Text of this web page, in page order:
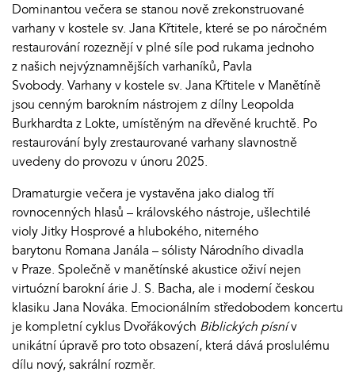
Dominantou večera se stanou nově zrekonstruované
varhany v kostele sv. Jana Křtitele, které se po náročném
restaurování rozeznějí v plné síle pod rukama jednoho
z našich nejvýznamnějších varhaníků, Pavla
Svobody. Varhany v kostele sv. Jana Křtitele v Manětíně
jsou cenným barokním nástrojem z dílny Leopolda
Burkhardta z Lokte, umístěným na dřevěné kruchtě. Po
restaurování byly zrestaurované varhany slavnostně
uvedeny do provozu v únoru 2025.
Dramaturgie večera je vystavěna jako dialog tří
rovnocenných hlasů – královského nástroje, ušlechtilé
violy Jitky Hosprové a hlubokého, niterného
barytonu Romana Janála – sólisty Národního divadla
v Praze. Společně v manětínské akustice oživí nejen
virtuózní barokní árie J. S. Bacha, ale i moderní českou
klasiku Jana Nováka. Emocionálním středobodem koncertu
je kompletní cyklus Dvořákových Biblických písnív
unikátní úpravě pro toto obsazení, která dává proslulému
dílu nový, sakrální rozměr.